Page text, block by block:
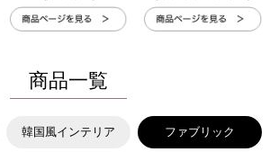
商品一覧
韓国風インテリア ファブリック